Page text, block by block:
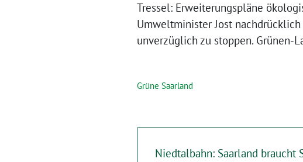
Tressel: Erweiterungspläne
Umweltminister Jost
unverzüglich zu stoppen. Grünen-
Grüne Saarland
Niedtalbahn: Saarland braucht